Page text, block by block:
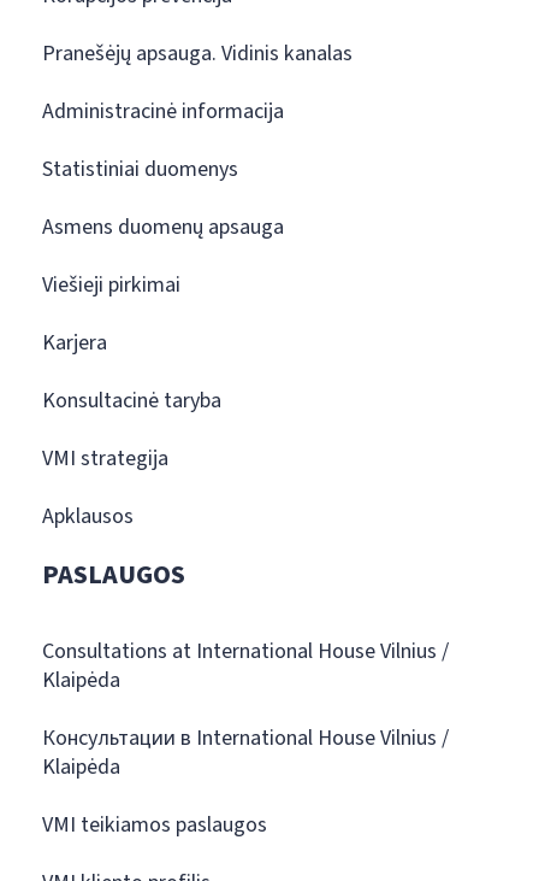
Pranešėjų apsauga. Vidinis kanalas
Administracinė informacija
Statistiniai duomenys
Asmens duomenų apsauga
Viešieji pirkimai
Karjera
Konsultacinė taryba
VMI strategija
Apklausos
PASLAUGOS
Consultations at International House Vilnius /
Klaipėda
Консультации в International House Vilnius /
Klaipėda
VMI teikiamos paslaugos